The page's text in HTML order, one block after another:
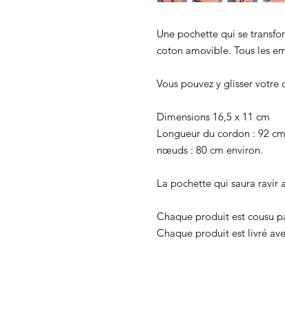
Une pochette qui se
coton amovible. Tous les
Vous pouvez y glisser
Dimensions 16,5 x 11 cm
Longueur du cordon : 92
nœuds : 80 cm environ.
La pochette qui saura ravir
Chaque produit est cousu
Chaque produit est livré